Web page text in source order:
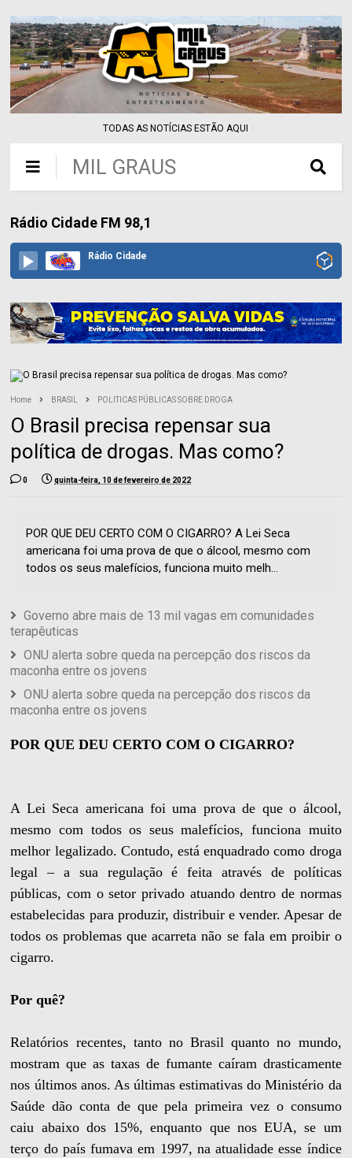
TODAS AS NOTÍCIAS ESTÃO AQUI
MIL GRAUS
Rádio Cidade FM 98,1
Rádio Cidade
Home BRASIL POLITICAS PÚBLICAS SOBRE DROGA
O Brasil precisa repensar sua
política de drogas. Mas como?
0 quinta-feira, 10 de fevereiro de 2022
POR QUE DEU CERTO COM O CIGARRO? A Lei Seca
americana foi uma prova de que o álcool, mesmo com
todos os seus malefícios, funciona muito melh...
Governo abre mais de 13 mil vagas em comunidades
terapêuticas
ONU alerta sobre queda na percepção dos riscos da
maconha entre os jovens
ONU alerta sobre queda na percepção dos riscos da
maconha entre os jovens
POR QUE DEU CERTO COM O CIGARRO?
A Lei Seca americana foi uma prova de que o álcool,
mesmo com todos os seus malefícios, funciona muito
melhor legalizado. Contudo, está enquadrado como droga
legal – a sua regulação é feita através de políticas
públicas, com o setor privado atuando dentro de normas
estabelecidas para produzir, distribuir e vender. Apesar de
todos os problemas que acarreta não se fala em proibir o
cigarro.
Por quê?
Relatórios recentes, tanto no Brasil quanto no mundo,
mostram que as taxas de fumante caíram drasticamente
nos últimos anos. As últimas estimativas do Ministério da
Saúde dão conta de que pela primeira vez o consumo
caiu abaixo dos 15%, enquanto que nos EUA, se um
terço do país fumava em 1997, na atualidade esse índice